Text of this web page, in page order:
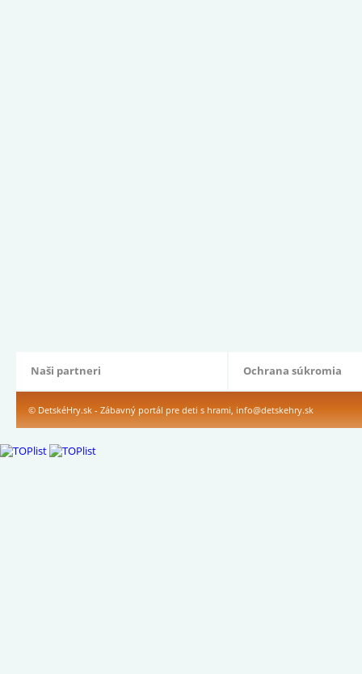
Naši partneri Ochrana súkromia
© DetskéHry.sk - Zábavný portál pre deti s hrami, info@detskehry.sk